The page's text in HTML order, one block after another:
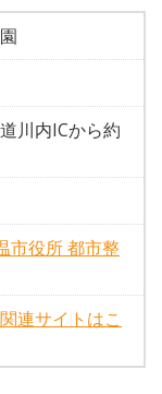
川内ICから約
市役所 都市整
連サイトはこ